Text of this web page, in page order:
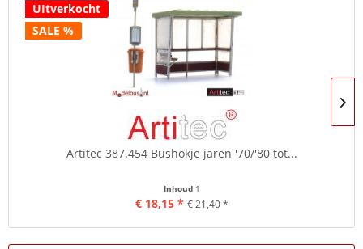
UItverkocht
SALE %
Artitec 387.454 Bushokje jaren '70/'80 tot...
Inhoud 1
€ 18,15 * € 21,40 *